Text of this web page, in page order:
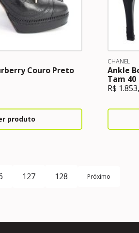
Couro Preto
produto
CHANEL
Ankle
Tam 40
R$
127 128 Próximo